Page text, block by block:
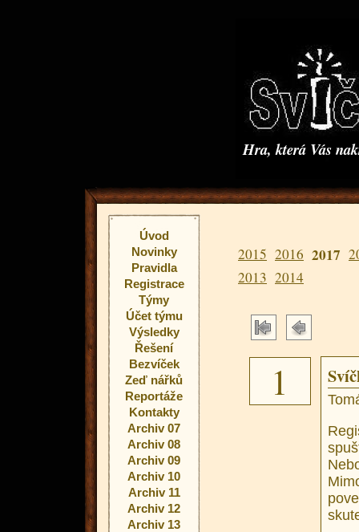
Hra, která Vás
Úvod
Novinky
Pravidla
Registrace
Týmy
Účet týmu
Výsledky
Řešení
Bezvíček
Zeď nářků
Reportáže
Kontakty
Archiv 07
Archiv 08
Archiv 09
Archiv 10
Archiv 11
Archiv 12
Archiv 13
2017
2016
2015
2014
2013
1